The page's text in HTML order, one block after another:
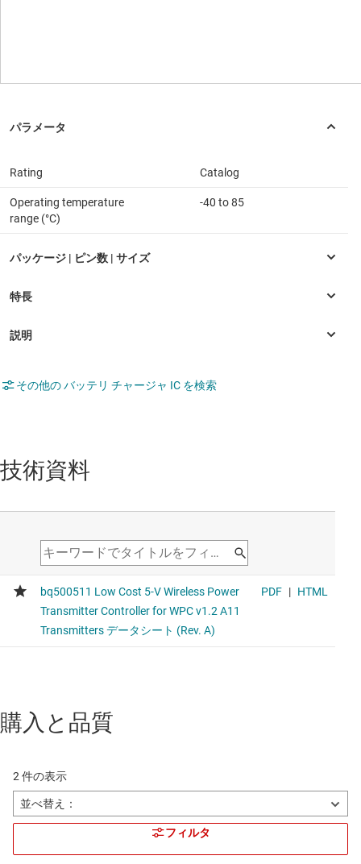
Rating Catalog
Operating temperature
range (°C)
-40 to 85
その他の バッテリ チャージャ IC を検索
技術資料
購入と品質